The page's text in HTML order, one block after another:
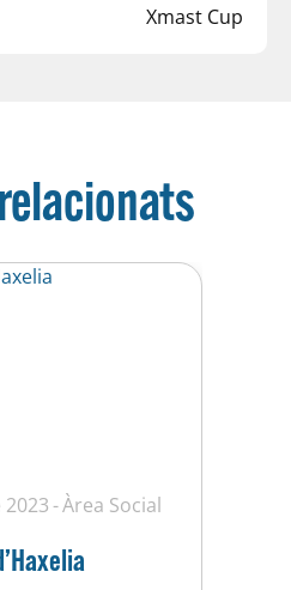
Xmast Cup
Àrea Social